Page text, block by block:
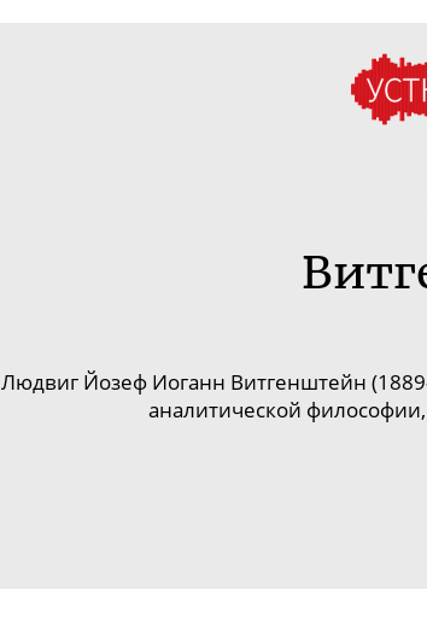
Людвиг Йозеф Иоганн Витгенштейн
аналитической